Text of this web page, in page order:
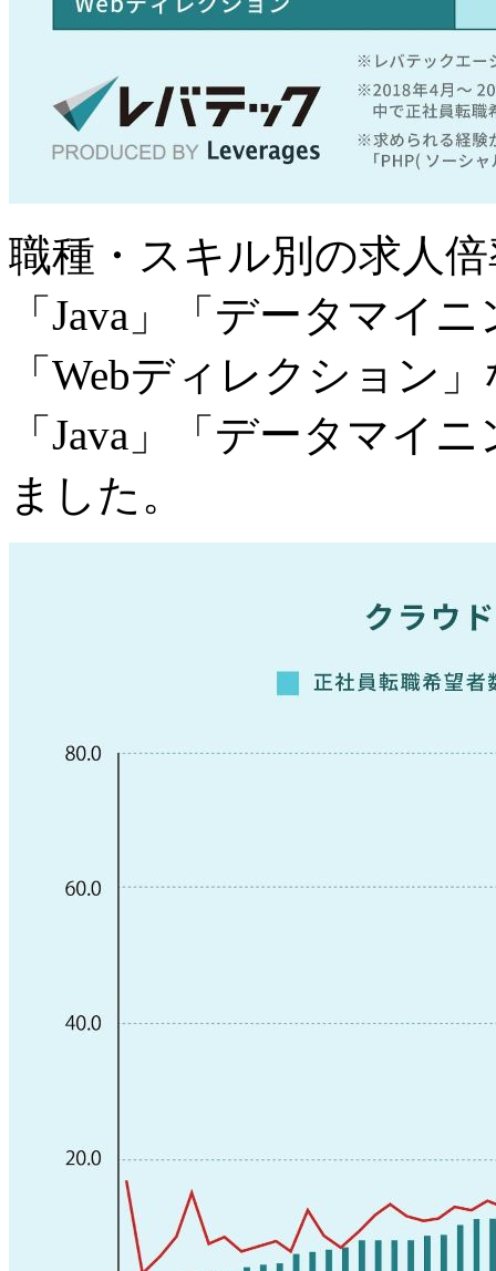
職種・スキル別の求人
「Java」「データマイ
「Webディレクション
「Java」「データマイ
ました。